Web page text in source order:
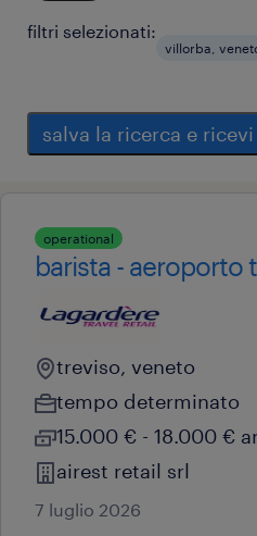
filtri selezionati:
villorba,
salva la ricerca e
operational
barista - aeroporto
treviso, veneto
tempo determinato
15.000 € - 18.000 €
airest retail srl
7 luglio 2026